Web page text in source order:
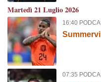
Martedì 21 Luglio 2026
16:40
07:35